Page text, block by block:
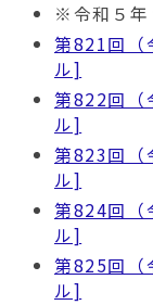
※令和５年
第821回（
ル]
第822回（
ル]
第823回（
ル]
第824回（
ル]
第825回（
ル]